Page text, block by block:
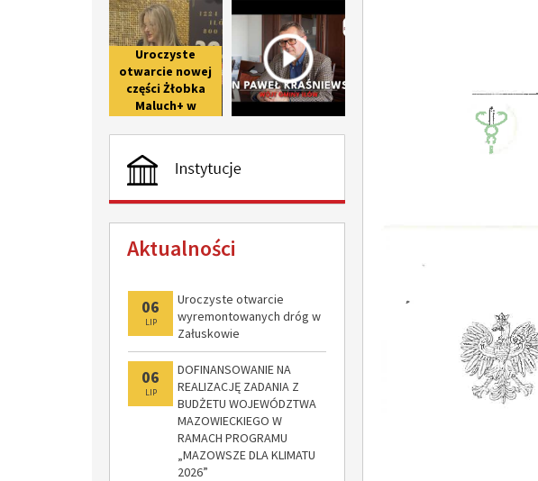
800-lecie pierwszej
wzmianki o Iłowie
Uroczyste
otwarcie nowej
części Żłobka
Maluch+ w
etapie
modernizacji
Aktualności
06
LIP
Uroczyste otwarcie
wyremontowanych dróg w
Załuskowie
06
LIP
DOFINANSOWANIE NA
REALIZACJĘ ZADANIA Z
BUDŻETU WOJEWÓDZTWA
MAZOWIECKIEGO W
RAMACH PROGRAMU
„MAZOWSZE DLA KLIMATU
2026”